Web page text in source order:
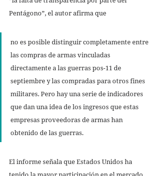
Pentágono”, el autor afirma que
no es posible distinguir completamente entre
las compras de armas vinculadas
directamente a las guerras pos-11 de
septiembre y las compradas para otros fines
militares. Pero hay una serie de indicadores
que dan una idea de los ingresos que estas
empresas proveedoras de armas han
obtenido de las guerras.
El informe señala que Estados Unidos ha